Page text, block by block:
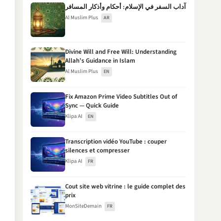
آداب السفر في الإسلام: أحكام وأذكار المسافر
Al Muslim Plus AR
Divine Will and Free Will: Understanding
Allah’s Guidance in Islam
Al Muslim Plus EN
Fix Amazon Prime Video Subtitles Out of
Sync — Quick Guide
Klipa AI EN
Transcription vidéo YouTube : couper
silences et compresser
Klipa AI FR
Cout site web vitrine : le guide complet des
prix
MonSiteDemain FR